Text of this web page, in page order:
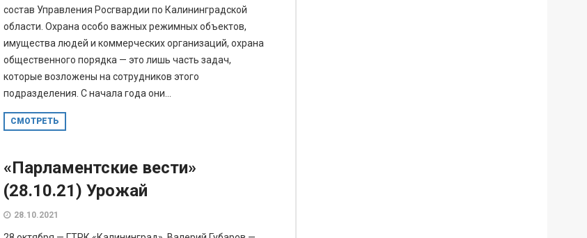
состав Управления Росгвардии по Калининградской
области. Охрана особо важных режимных объектов,
имущества людей и коммерческих организаций, охрана
общественного порядка — это лишь часть задач,
которые возложены на сотрудников этого
подразделения. С начала года они...
СМОТРЕТЬ
«Парламентские вести»
(28.10.21) Урожай
28.10.2021